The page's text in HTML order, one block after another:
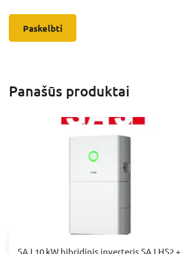
Panašūs produktai
SAJ 10 kW hibridinis inverteris SAJ HS2 +